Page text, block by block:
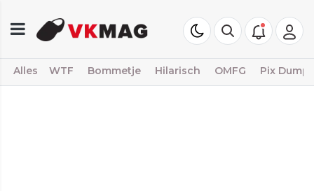
Alles WTF Bommetje Hilarisch OMFG Pix Dump